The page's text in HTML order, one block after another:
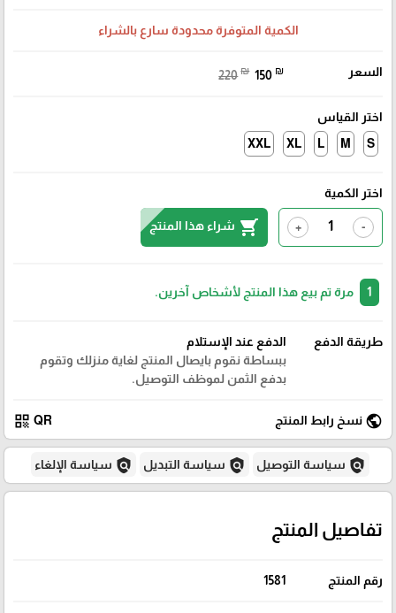
الكمية المتوفرة محدودة سارع بالشراء
السعر 220 ₪ 150 ₪
اختر القياس
S
M
L
XL
XXL
اختر الكمية
-
+
shopping_cart شراء هذا المنتج
مرة تم بيع هذا المنتج لأشخاص آخرين.
طريقة الدفع
الدفع عند الإستلام
ببساطة نقوم بايصال المنتج لغاية منزلك وتقوم
بدفع الثمن لموظف التوصيل.
public نسخ رابط المنتج QR
qr_code
policy سياسة التوصيل policy سياسة التبديل policy سياسة الإلغاء
تفاصيل المنتج
رقم المنتج 1581